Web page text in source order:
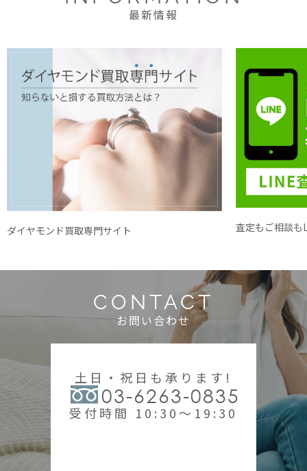
最新情報
ダイヤモンド買取専門サイト 査定もご相談も
CONTACT
お問い合わせ
土日・祝日も承ります!
03-6263-0835
受付時間 10:30～19:30